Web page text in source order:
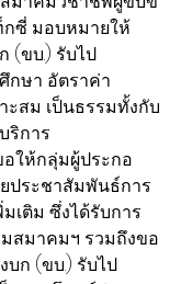
ซี่ มอบหมายให้
(ขบ.) รับไป
กษา อัตราค่า
สม เป็นธรรมทั้งกับ
ริการ
ให้กลุ่มผู้ประกอ
ประชาสัมพันธ์การ
มเติม ซึ่งได้รับการ
สมาคมฯ รวมถึงขอ
ก (ขบ.) รับไป